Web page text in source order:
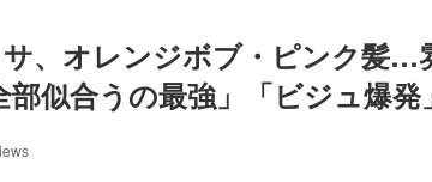
、オレンジボブ・ピンク髪…
部似合うの最強」「ビジュ爆発